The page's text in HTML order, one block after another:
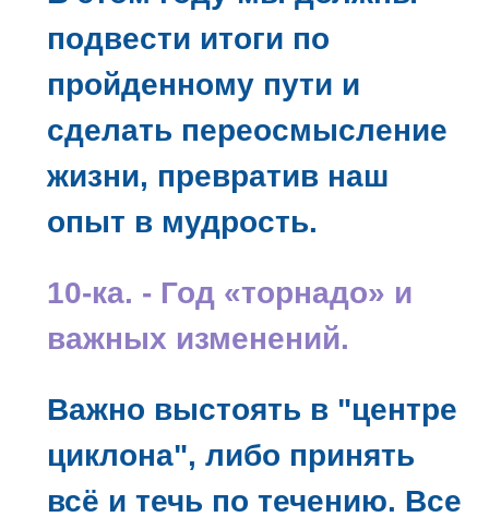
подвести итоги по
пройденному пути и
сделать переосмысление
жизни, превратив наш
опыт в мудрость.
10-ка. - Год «торнадо» и
важных изменений.
Важно выстоять в "центре
циклона", либо принять
всё и течь по течению. Все